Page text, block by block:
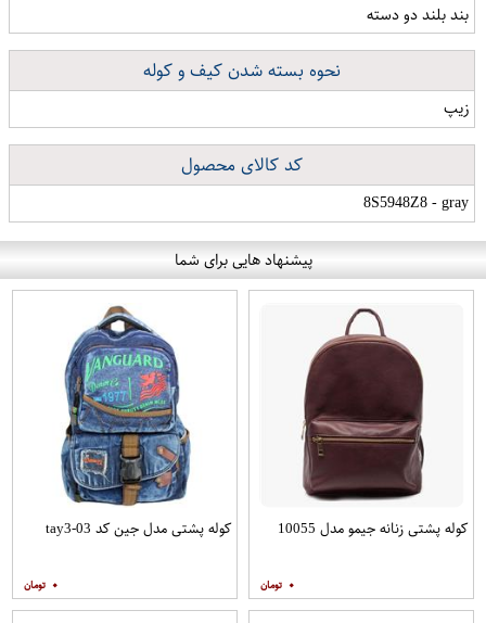
بند بلند دو دسته
نحوه بسته شدن کیف و کوله
زیپ
کد کالای محصول
8S5948Z8 - gray
پیشنهاد هایی برای شما
کوله پشتی زنانه جیمو مدل 10055
۰
کوله پشتی مدل جین کد tay3-03
۰